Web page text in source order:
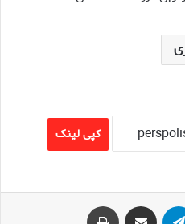
کپی لینک
تلگرام اشتراک گذاری از طریق ایمیل